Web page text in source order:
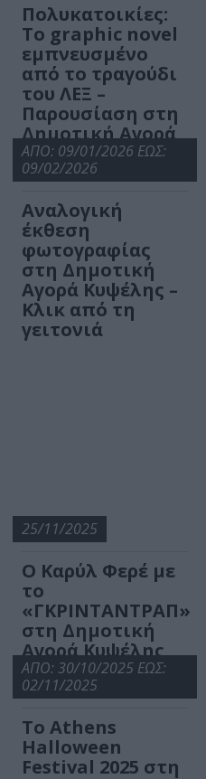
Πολυκατοικίες:
Το graphic novel
εμπνευσμένο
από το τραγούδι
του ΛΕΞ –
Παρουσίαση στη
Δημοτική Αγορά
Κυψέλης
ΑΠΟ: 09/01/2026 ΕΩΣ:
09/02/2026
Αναλογική
έκθεση
φωτογραφίας
στη Δημοτική
Αγορά Κυψέλης –
Κλικ από τη
γειτονιά
25/11/2025
Ο Καρύλ Φερέ με
το
«ΓΚΡΙΝΤΑΝΤΡΑΠ»
στη Δημοτική
Αγορά Κυψέλης
ΑΠΟ: 30/10/2025 ΕΩΣ:
02/11/2025
Το Athens
Halloween
Festival 2025 στη